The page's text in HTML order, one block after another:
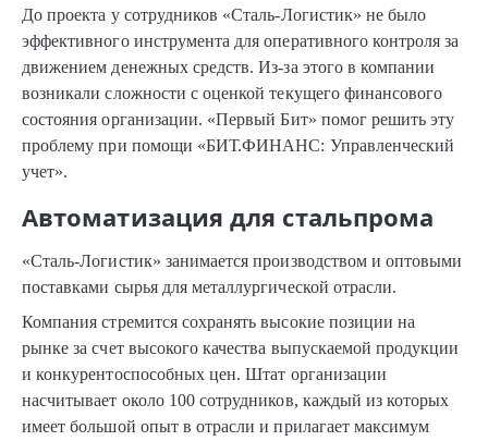
До проекта у сотрудников «Сталь-Логистик» не было
эффективного инструмента для оперативного контроля за
движением денежных средств. Из-за этого в компании
возникали сложности с оценкой текущего финансового
состояния организации. «Первый Бит» помог решить эту
проблему при помощи «БИТ.ФИНАНС: Управленческий
учет».
Автоматизация для стальпрома
«Сталь-Логистик» занимается производством и оптовыми
поставками сырья для металлургической отрасли.
Компания стремится сохранять высокие позиции на
рынке за счет высокого качества выпускаемой продукции
и конкурентоспособных цен. Штат организации
насчитывает около 100 сотрудников, каждый из которых
имеет большой опыт в отрасли и прилагает максимум